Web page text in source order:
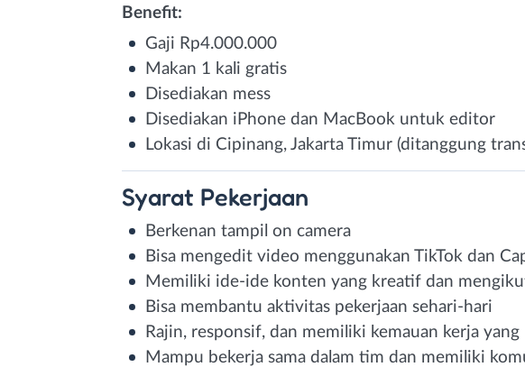
Benefit:
Gaji Rp4.000.000
Makan 1 kali gratis
Disediakan mess
Disediakan iPhone dan MacBook untuk editor
Lokasi di Cipinang, Jakarta Timur (ditanggung
Syarat Pekerjaan
Berkenan tampil on camera
Bisa mengedit video menggunakan TikTok dan
Memiliki ide-ide konten yang kreatif dan
Bisa membantu aktivitas pekerjaan sehari-hari
Rajin, responsif, dan memiliki kemauan kerja yang
Mampu bekerja sama dalam tim dan memiliki